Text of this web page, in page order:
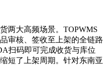
两大高频场景。 TOPWMS
审核、签收至上架的全链路
扫码即可完成收货与库位
短了上架周期。针对东南亚